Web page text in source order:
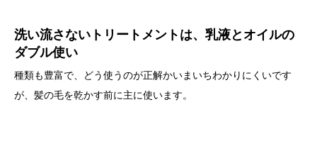
洗い流さないトリートメントは、乳液とオイルの
ダブル使い
種類も豊富で、どう使うのが正解かいまいちわかりにくいです
が、髪の毛を乾かす前に主に使います。